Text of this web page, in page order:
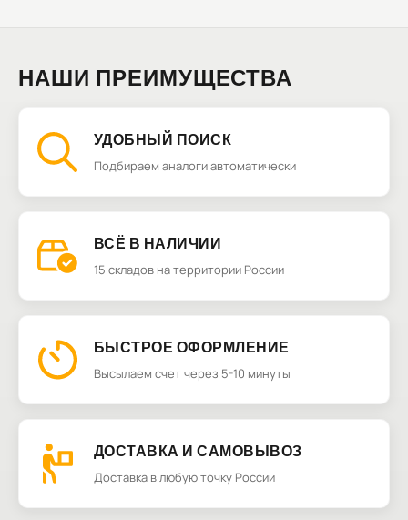
НАШИ ПРЕИМУЩЕСТВА
УДОБНЫЙ ПОИСК
Подбираем аналоги автоматически
ВСЁ В НАЛИЧИИ
15 складов на территории России
БЫСТРОЕ ОФОРМЛЕНИЕ
Высылаем счет через 5-10 минуты
ДОСТАВКА И САМОВЫВОЗ
Доставка в любую точку России